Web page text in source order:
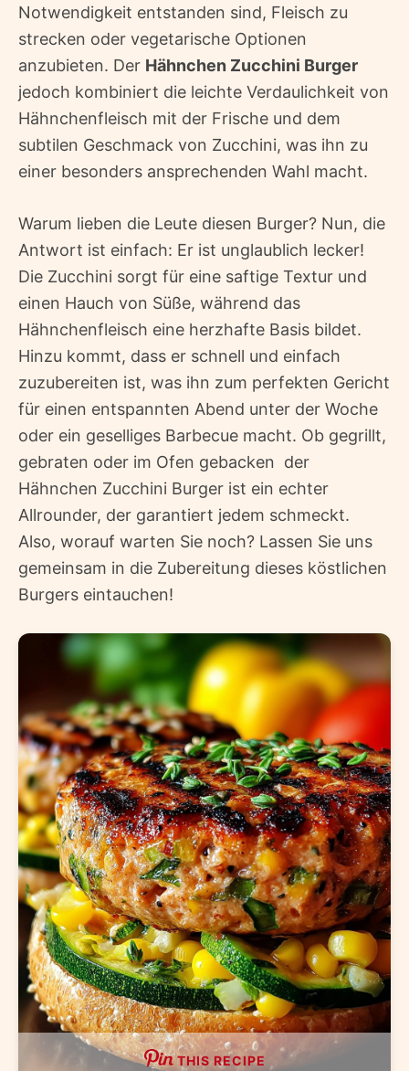
Notwendigkeit entstanden sind, Fleisch zu
strecken oder vegetarische Optionen
anzubieten. Der Hähnchen Zucchini Burger
jedoch kombiniert die leichte Verdaulichkeit von
Hähnchenfleisch mit der Frische und dem
subtilen Geschmack von Zucchini, was ihn zu
einer besonders ansprechenden Wahl macht.
Warum lieben die Leute diesen Burger? Nun, die
Antwort ist einfach: Er ist unglaublich lecker!
Die Zucchini sorgt für eine saftige Textur und
einen Hauch von Süße, während das
Hähnchenfleisch eine herzhafte Basis bildet.
Hinzu kommt, dass er schnell und einfach
zuzubereiten ist, was ihn zum perfekten Gericht
für einen entspannten Abend unter der Woche
oder ein geselliges Barbecue macht. Ob gegrillt,
gebraten oder im Ofen gebacken  der
Hähnchen Zucchini Burger ist ein echter
Allrounder, der garantiert jedem schmeckt.
Also, worauf warten Sie noch? Lassen Sie uns
gemeinsam in die Zubereitung dieses köstlichen
Burgers eintauchen!
THIS RECIPE